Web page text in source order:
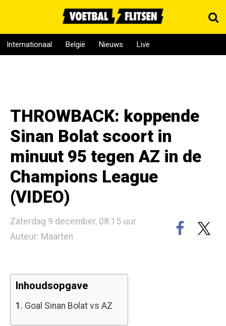
Internationaal België Nieuws Live
THROWBACK: koppende
Sinan Bolat scoort in
minuut 95 tegen AZ in de
Champions League
(VIDEO)
Zaterdag 9 december, 08:15 uur
Auteur: Maarten
Inhoudsopgave
1. Goal Sinan Bolat vs AZ